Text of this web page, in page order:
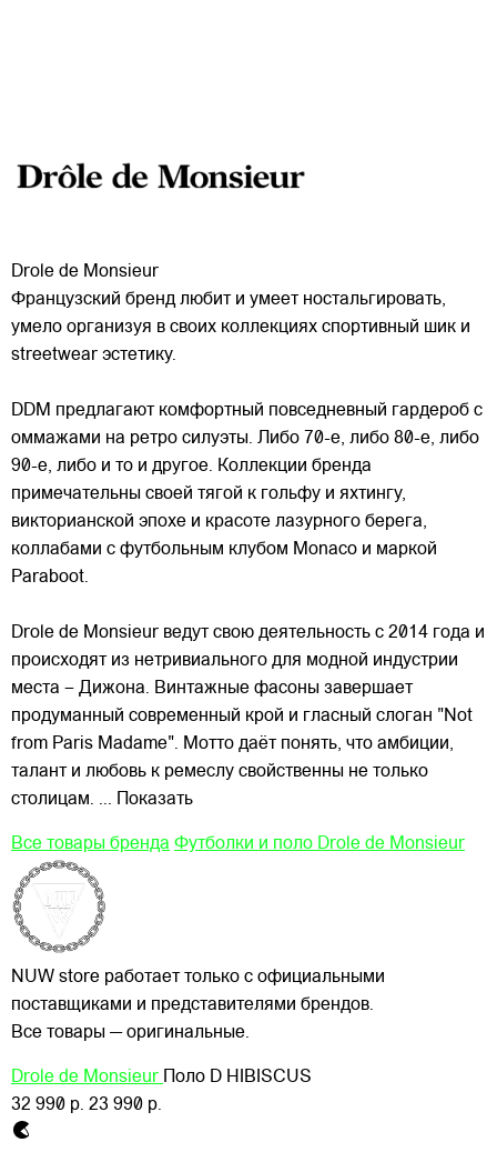
Drole de Monsieur
Французский бренд любит и умеет ностальгировать,
умело организуя в своих коллекциях спортивный шик и
streetwear эстетику.
DDM предлагают комфортный повседневный гардероб с
оммажами на ретро силуэты. Либо 70-е, либо 80-е, либо
90-е, либо и то и другое. Коллекции бренда
примечательны своей тягой к гольфу и яхтингу,
викторианской эпохе и красоте лазурного берега,
коллабами с футбольным клубом Monaco и маркой
Paraboot.
Drole de Monsieur ведут свою деятельность с 2014 года и
происходят из нетривиального для модной индустрии
места – Дижона. Винтажные фасоны завершает
продуманный современный крой и гласный слоган "Not
from Paris Madame". Мотто даёт понять, что амбиции,
талант и любовь к ремеслу свойственны не только
столицам. ... Показать
Все товары бренда Футболки и поло Drole de Monsieur
NUW store работает только с официальными
поставщиками и представителями брендов.
Все товары — оригинальные.
Drole de Monsieur
Поло D HIBISCUS
32 990 р. 23 990 р.